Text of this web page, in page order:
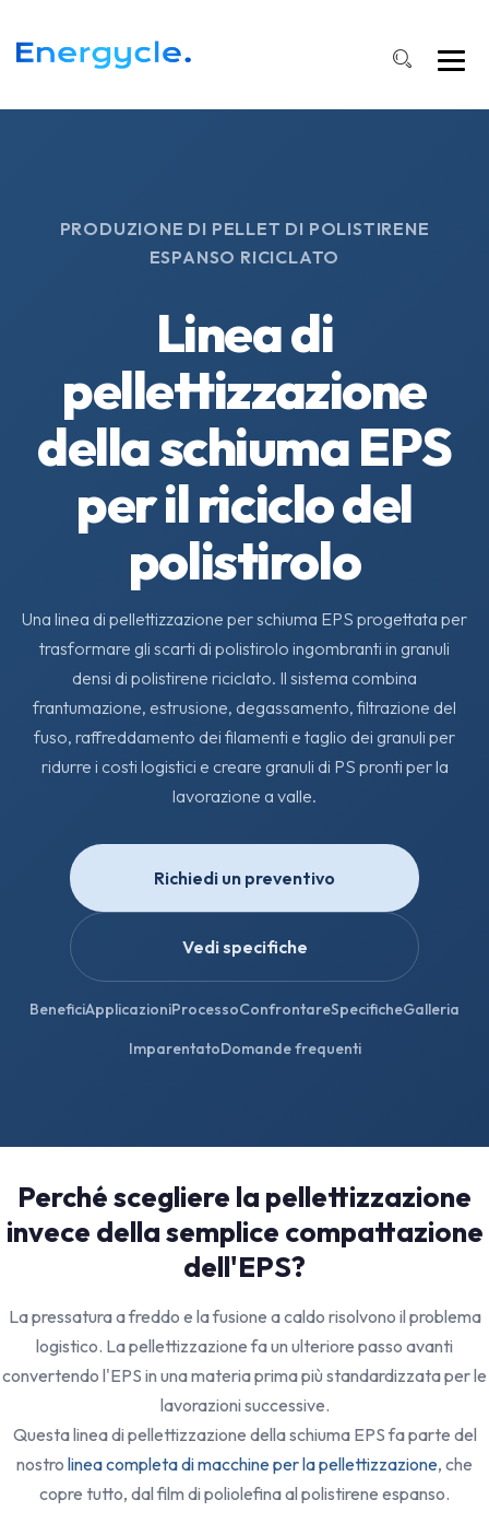
PRODUZIONE DI PELLET DI POLISTIRENE
ESPANSO RICICLATO
Linea di
pellettizzazione
della schiuma EPS
per il riciclo del
polistirolo
Una linea di pellettizzazione per schiuma EPS progettata per
trasformare gli scarti di polistirolo ingombranti in granuli
densi di polistirene riciclato. Il sistema combina
frantumazione, estrusione, degassamento, filtrazione del
fuso, raffreddamento dei filamenti e taglio dei granuli per
ridurre i costi logistici e creare granuli di PS pronti per la
lavorazione a valle.
Richiedi un preventivo
Vedi specifiche
BeneficiApplicazioniProcessoConfrontareSpecificheGalleria
ImparentatoDomande frequenti
Perché scegliere la pellettizzazione
invece della semplice compattazione
dell'EPS?
La pressatura a freddo e la fusione a caldo risolvono il problema
logistico. La pellettizzazione fa un ulteriore passo avanti
convertendo l'EPS in una materia prima più standardizzata per le
lavorazioni successive.
Questa linea di pellettizzazione della schiuma EPS fa parte del
nostro linea completa di macchine per la pellettizzazione, che
copre tutto, dal film di poliolefina al polistirene espanso.